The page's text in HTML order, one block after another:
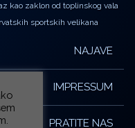
kao zaklon od toplinskog vala
sportskih velikana
NAJAVE
IMPRESSUM
PRATITE NAS